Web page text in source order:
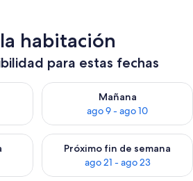
habitación
para estas fechas
para esta noche, ago 8 - ago 9
Mañana
ago 9 - ago 10
Consulta la disponibilidad
para este fin de semana, ago 14 -
Próximo fin de semana
ago 21 - ago 23
Consulta la disponibilidad